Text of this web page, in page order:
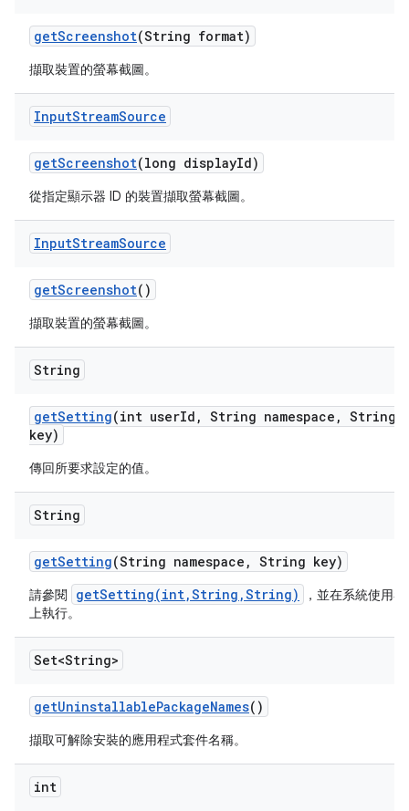
getScreenshot(String format)
擷取裝置的螢幕截圖。
InputStreamSource
getScreenshot(long displayId)
從指定顯示器 ID 的裝置擷取螢幕截圖。
InputStreamSource
getScreenshot()
擷取裝置的螢幕截圖。
String
getSetting(int userId , String namespace , String
key)
傳回所要求設定的值。
String
getSetting(String namespace , String key)
請參閱 getSetting(int,String,String)
，並在系統使用者
上執行。
Set<String>
getUninstallablePackageNames()
擷取可解除安裝的應用程式套件名稱。
int